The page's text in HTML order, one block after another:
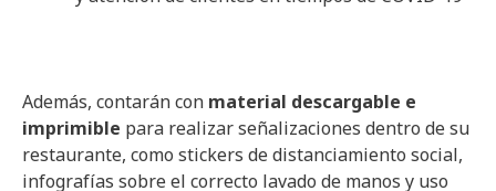
Además, contarán con material descargable e
imprimible para realizar señalizaciones dentro de su
restaurante, como stickers de distanciamiento social,
infografías sobre el correcto lavado de manos y uso